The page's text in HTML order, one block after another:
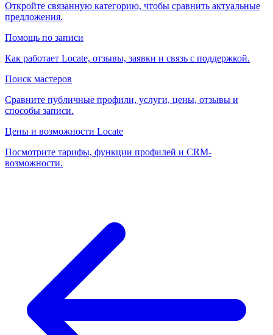
Откройте связанную категорию, чтобы сравнить актуальные
предложения.
Помощь по записи
Как работает Locate, отзывы, заявки и связь с поддержкой.
Поиск мастеров
Сравните публичные профили, услуги, цены, отзывы и
способы записи.
Цены и возможности Locate
Посмотрите тарифы, функции профилей и CRM-
возможности.